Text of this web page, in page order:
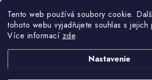
Tento web používá soubory cookie.
tohoto webu vyjadřujete souhlas s jejich
Více informací zde.
Nastavenie
ä
Veľkoobchod
O Botanicu
Blog
Projekt Botanic pomáha
O nás
Blog Botanic – sprievodca svetom
doplnkov stravy
Ako užívať jablčný ocot: tekutý, kapsuly alebo
30.7.2026